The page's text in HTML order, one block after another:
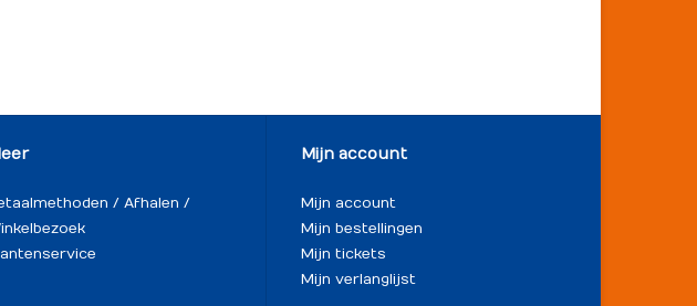
/ Afhalen /
Mijn account
Mijn account
Mijn bestellingen
Mijn tickets
Mijn verlanglijst